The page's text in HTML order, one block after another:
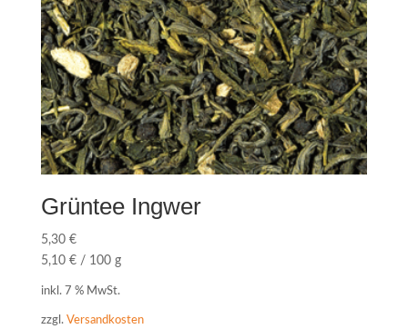
Grüntee Ingwer
5,30 €
5,10 €/ 100 g
inkl. 7 % MwSt.
zzgl. Versandkosten